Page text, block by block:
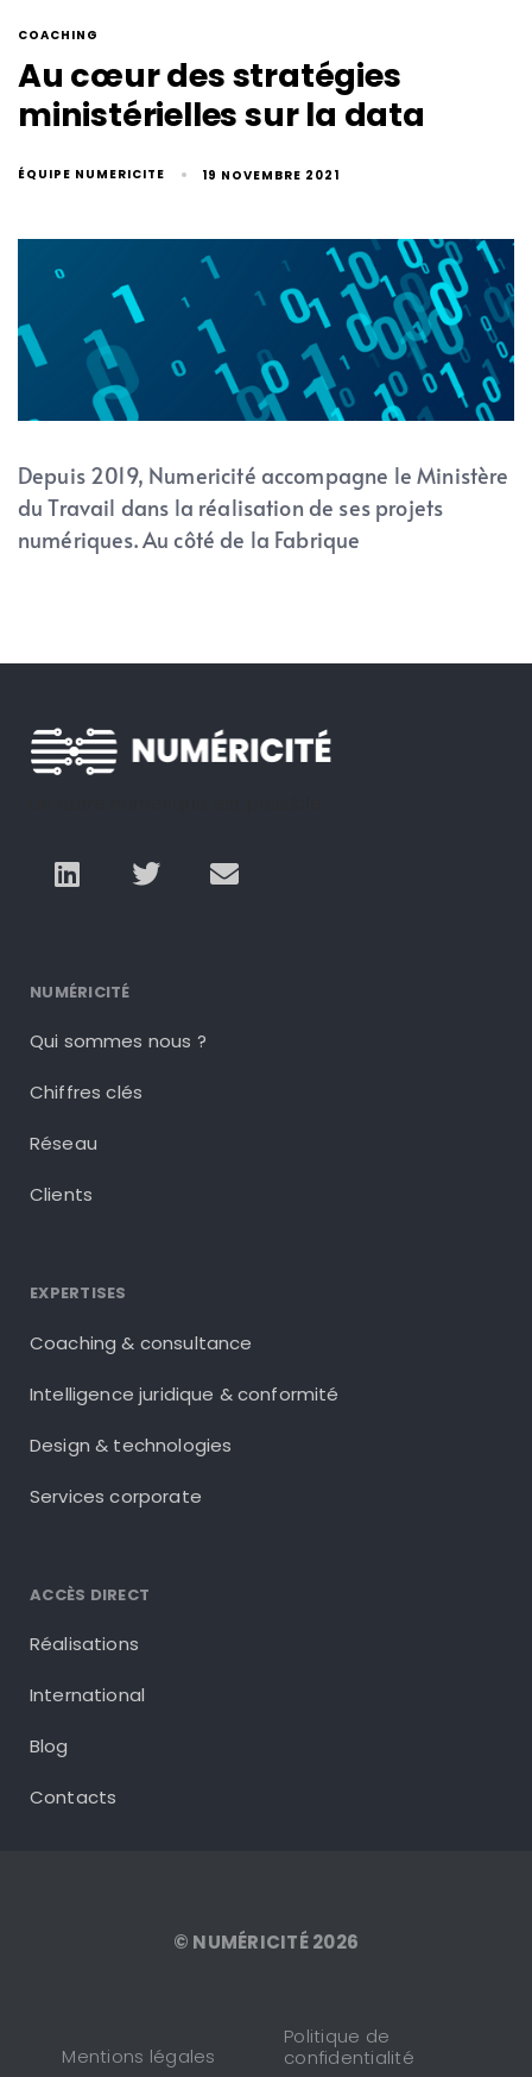
COACHING
Au cœur des stratégies
ministérielles sur la data
ÉQUIPE NUMERICITE 19 NOVEMBRE 2021
Depuis 2019, Numericité accompagne le Ministère
du Travail dans la réalisation de ses projets
numériques. Au côté de la Fabrique
NUMÉRICITÉ
Qui sommes nous ?
Chiffres clés
Réseau
Clients
EXPERTISES
Coaching & consultance
Intelligence juridique & conformité
Design & technologies
Services corporate
ACCÈS DIRECT
Réalisations
International
Blog
Contacts
© NUMÉRICITÉ 2026
Mentions légales
Politique de
confidentialité